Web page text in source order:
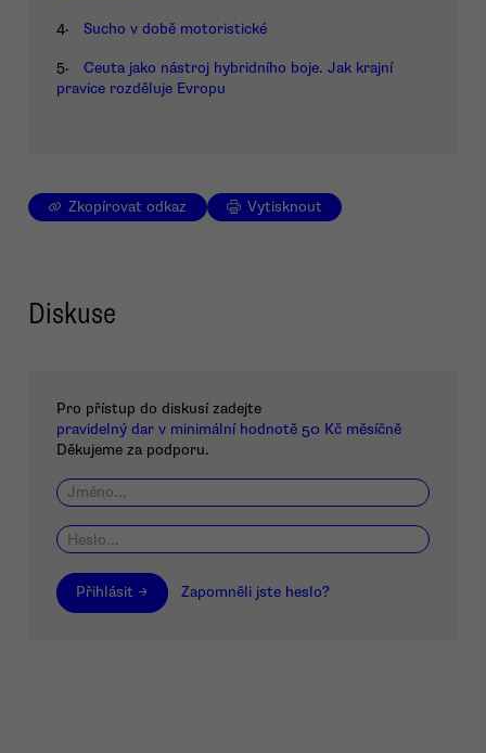
4. Sucho v době motoristické
5.
Ceuta jako nástroj hybridního boje. Jak krajní
pravice rozděluje Evropu
Zkopírovat odkaz Vytisknout
Diskuse
Pro přístup do diskusí zadejte
pravidelný dar v minimální hodnotě 50 Kč měsíčně
Děkujeme za podporu.
Přihlásit → Zapomněli jste heslo?